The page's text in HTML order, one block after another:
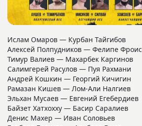
Ислам Омаров — Курбан Тайгибов
Алексей Полпудников — Фелипе Фроис
Тимур Валиев — Махарбек Каргинов
Салимгерей Расулов — Пуя Рахмани
Андрей Кошкин — Георгий Кичигин
Рамазан Кишев — Лом-Али Налгиев
Эльхан Мусаев — Евгений Егебердиев
Байзет Хатхохху — Басир Саралиев
Денис Махер — Иван Соловьев